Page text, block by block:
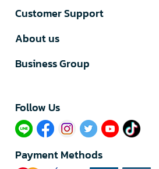
Customer Support
About us
Business Group
Follow Us​
Payment Methods